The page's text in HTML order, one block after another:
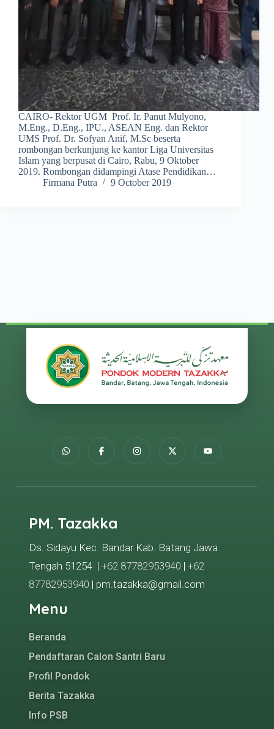
CAIRO- Rektor UGM Prof. Ir. Panut Mulyono,
M.Eng., D.Eng., IPU., ASEAN Eng. dan Rektor
UMS Prof. Dr. Sofyan Anif, M.Sc beserta
rombongan berkunjung ke kantor Liga Universitas
Islam yang berpusat di Cairo, Rabu, 9 Oktober
2019. Rombongan didampingi Atase Pendidikan…
Firmana Putra
9 October 2019
PM. Tazakka
Ds. Sidayu Kec. Bandar Kab. Batang Jawa
Tengah 51254 | +62 87782953940 | +62
87782953940 | pm.tazakka@gmail.com
Menu
Beranda
Pendaftaran Calon Santri Baru
Profil Pondok
Berita Tazakka
Info PSB